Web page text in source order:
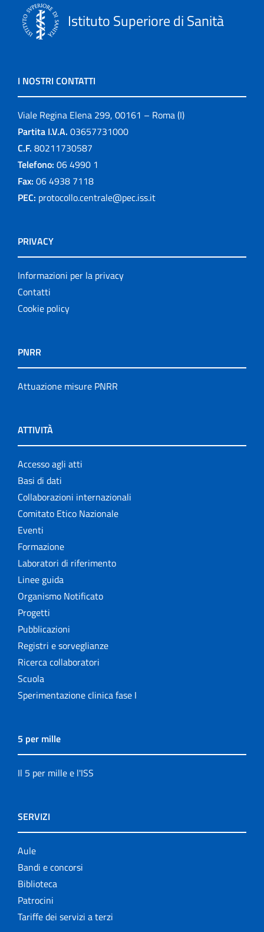
Istituto Superiore di Sanità
I NOSTRI CONTATTI
Viale Regina Elena 299, 00161 – Roma (I)
Partita I.V.A. 03657731000
C.F. 80211730587
Telefono: 06 4990 1
Fax: 06 4938 7118
PEC: protocollo.centrale@pec.iss.it
PRIVACY
Informazioni per la privacy
Contatti
Cookie policy
PNRR
Attuazione misure PNRR
ATTIVITÀ
Accesso agli atti
Basi di dati
Collaborazioni internazionali
Comitato Etico Nazionale
Eventi
Formazione
Laboratori di riferimento
Linee guida
Organismo Notificato
Progetti
Pubblicazioni
Registri e sorveglianze
Ricerca collaboratori
Scuola
Sperimentazione clinica fase I
5 per mille
Il 5 per mille e l'ISS
SERVIZI
Aule
Bandi e concorsi
Biblioteca
Patrocini
Tariffe dei servizi a terzi